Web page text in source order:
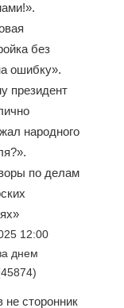
без
ошибку».
президент
народного
по делам
12:00
днем
не сторонник